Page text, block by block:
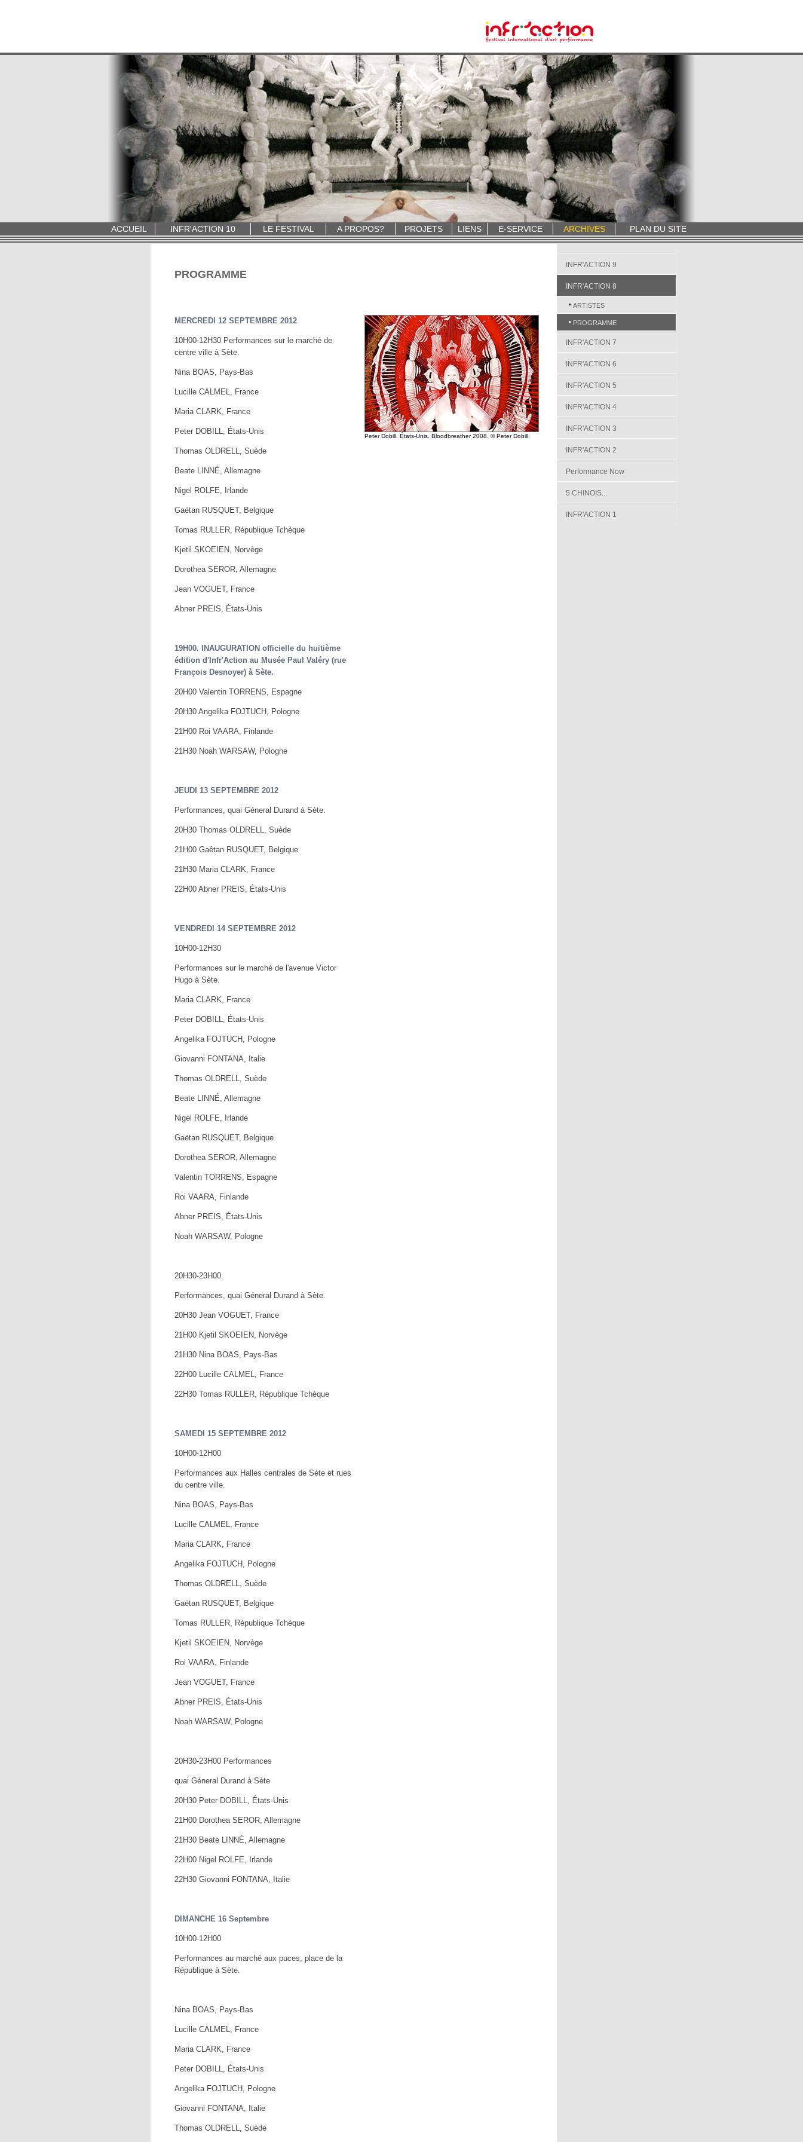
ACCUEIL INFR'ACTION 10 LE FESTIVAL A PROPOS? PROJETS LIENS E-SERVICE ARCHIVES PLAN DU SITE
PROGRAMME
MERCREDI 12 SEPTEMBRE 2012
10H00-12H30 Performances sur le marché de
centre ville à Sète.
Nina BOAS, Pays-Bas
Lucille CALMEL, France
Maria CLARK, France
Peter DOBILL, États-Unis
Thomas OLDRELL, Suède
Beate LINNÉ, Allemagne
Nigel ROLFE, Irlande
Gaëtan RUSQUET, Belgique
Tomas RULLER, République Tchèque
Kjetil SKOEIEN, Norvège
Dorothea SEROR, Allemagne
Jean VOGUET, France
Abner PREIS, États-Unis
19H00. INAUGURATION officielle du huitième
édition d'Infr'Action au Musée Paul Valéry (rue
François Desnoyer) à Sète.
20H00 Valentin TORRENS, Espagne
20H30 Angelika FOJTUCH, Pologne
21H00 Roi VAARA, Finlande
21H30 Noah WARSAW, Pologne
JEUDI 13 SEPTEMBRE 2012
Performances, quai Géneral Durand à Sète.
20H30 Thomas OLDRELL, Suède
21H00 Gaêtan RUSQUET, Belgique
21H30 Maria CLARK, France
22H00 Abner PREIS, États-Unis
VENDREDI 14 SEPTEMBRE 2012
10H00-12H30
Performances sur le marché de l'avenue Victor
Hugo à Sète.
Maria CLARK, France
Peter DOBILL, États-Unis
Angelika FOJTUCH, Pologne
Giovanni FONTANA, Italie
Thomas OLDRELL, Suède
Beate LINNÉ, Allemagne
Nigel ROLFE, Irlande
Gaëtan RUSQUET, Belgique
Dorothea SEROR, Allemagne
Valentin TORRENS, Espagne
Roi VAARA, Finlande
Abner PREIS, États-Unis
Noah WARSAW, Pologne
20H30-23H00.
Performances, quai Géneral Durand à Sète.
20H30 Jean VOGUET, France
21H00 Kjetil SKOEIEN, Norvège
21H30 Nina BOAS, Pays-Bas
22H00 Lucille CALMEL, France
22H30 Tomas RULLER, République Tchèque
SAMEDI 15 SEPTEMBRE 2012
10H00-12H00
Performances aux Halles centrales de Sète et rues
du centre ville.
Nina BOAS, Pays-Bas
Lucille CALMEL, France
Maria CLARK, France
Angelika FOJTUCH, Pologne
Thomas OLDRELL, Suède
Gaëtan RUSQUET, Belgique
Tomas RULLER, République Tchèque
Kjetil SKOEIEN, Norvège
Roi VAARA, Finlande
Jean VOGUET, France
Abner PREIS, États-Unis
Noah WARSAW, Pologne
20H30-23H00 Performances
quai Géneral Durand à Sète
20H30 Peter DOBILL, États-Unis
21H00 Dorothea SEROR, Allemagne
21H30 Beate LINNÉ, Allemagne
22H00 Nigel ROLFE, Irlande
22H30 Giovanni FONTANA, Italie
DIMANCHE 16 Septembre
10H00-12H00
Performances au marché aux puces, place de la
République à Sète.
Nina BOAS, Pays-Bas
Lucille CALMEL, France
Maria CLARK, France
Peter DOBILL, États-Unis
Angelika FOJTUCH, Pologne
Giovanni FONTANA, Italie
Thomas OLDRELL, Suède
Peter Dobill. États-Unis. Bloodbreather 2008. © Peter Dobill.
INFR'ACTION 9
INFR'ACTION 8
ARTISTES
PROGRAMME
INFR'ACTION 7
INFR'ACTION 6
INFR'ACTION 5
INFR'ACTION 4
INFR'ACTION 3
INFR'ACTION 2
Performance Now
5 CHINOIS...
INFR'ACTION 1